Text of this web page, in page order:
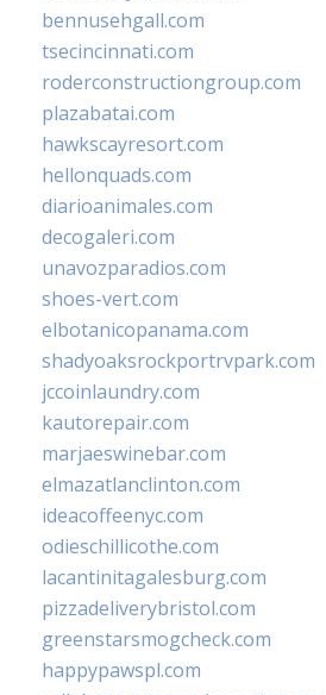
bennusehgall.com
tsecincinnati.com
roderconstructiongroup.com
plazabatai.com
hawkscayresort.com
hellonquads.com
diarioanimales.com
decogaleri.com
unavozparadios.com
shoes-vert.com
elbotanicopanama.com
shadyoaksrockportrvpark.com
jccoinlaundry.com
kautorepair.com
marjaeswinebar.com
elmazatlanclinton.com
ideacoffeenyc.com
odieschillicothe.com
lacantinitagalesburg.com
pizzadeliverybristol.com
greenstarsmogcheck.com
happypawspl.com